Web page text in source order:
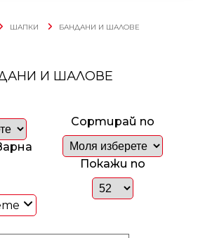
ШАПКИ БАНДАНИ И ШАЛОВЕ
И ШАЛОВЕ
Сортирай по
Покажи по